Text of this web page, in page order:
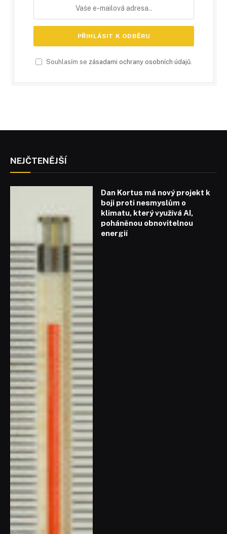
Souhlasím se zásadami ochrany osobních údajů.
NEJČTENĚJŠÍ
Dan Kortus má nový projekt k
boji proti nesmyslům o
klimatu, který využívá AI,
poháněnou obnovitelnou
energií